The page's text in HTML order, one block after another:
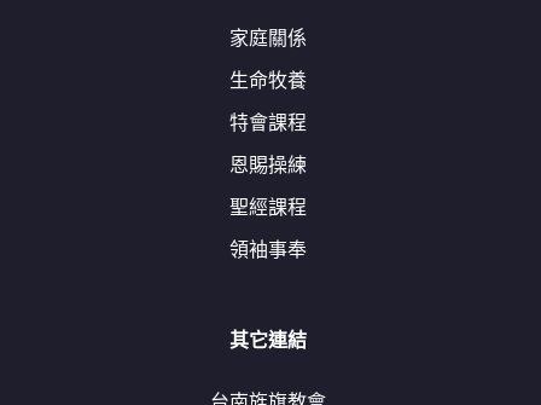
家庭關係
生命牧養
特會課程
恩賜操練
聖經課程
領袖事奉
其它連結